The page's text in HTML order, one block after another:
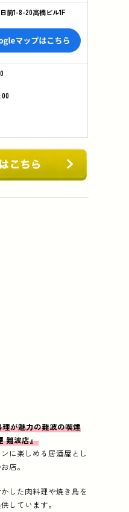
前1-8-20高橋ビル1F
が魅力の難波の喫煙
難波店』
に楽しめる居酒屋とし
店。
した肉料理や焼き鳥を
しています。